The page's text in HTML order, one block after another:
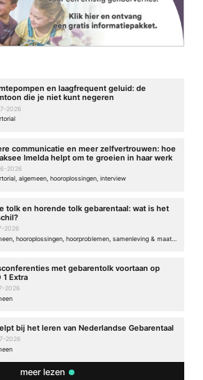
en laagfrequent geluid: de
die je niet kunt negeren
2026
communicatie en meer zelfvertrouwen: hoe
Imelda helpt om te groeien in haar werk
2026
algemeen, hooroplossingen, interview
tolk en horende tolk gebarentaal: wat is het
2026
met gebarentolk voortaan op
1 Extra
2026
bij het leren van Nederlandse Gebarentaal
2026
meer lezen